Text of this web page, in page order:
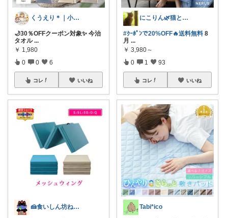
くうえり＊｜小学生ママの便利グッズ
🌙30％OFFクーポン対象✨ 今治
タオル ...
￥ 1,980
0 0 6
コレ いいね
🍰食いしん坊ねっこ🍩毎日タロット占い
にこりん🌿猫と暮らす主婦のROOM😹
#ｸｰﾎﾟﾝで20%OFF🔥送料無料 8
月 ...
￥ 3,980～
0 1 93
コレ いいね
Tabi*ico